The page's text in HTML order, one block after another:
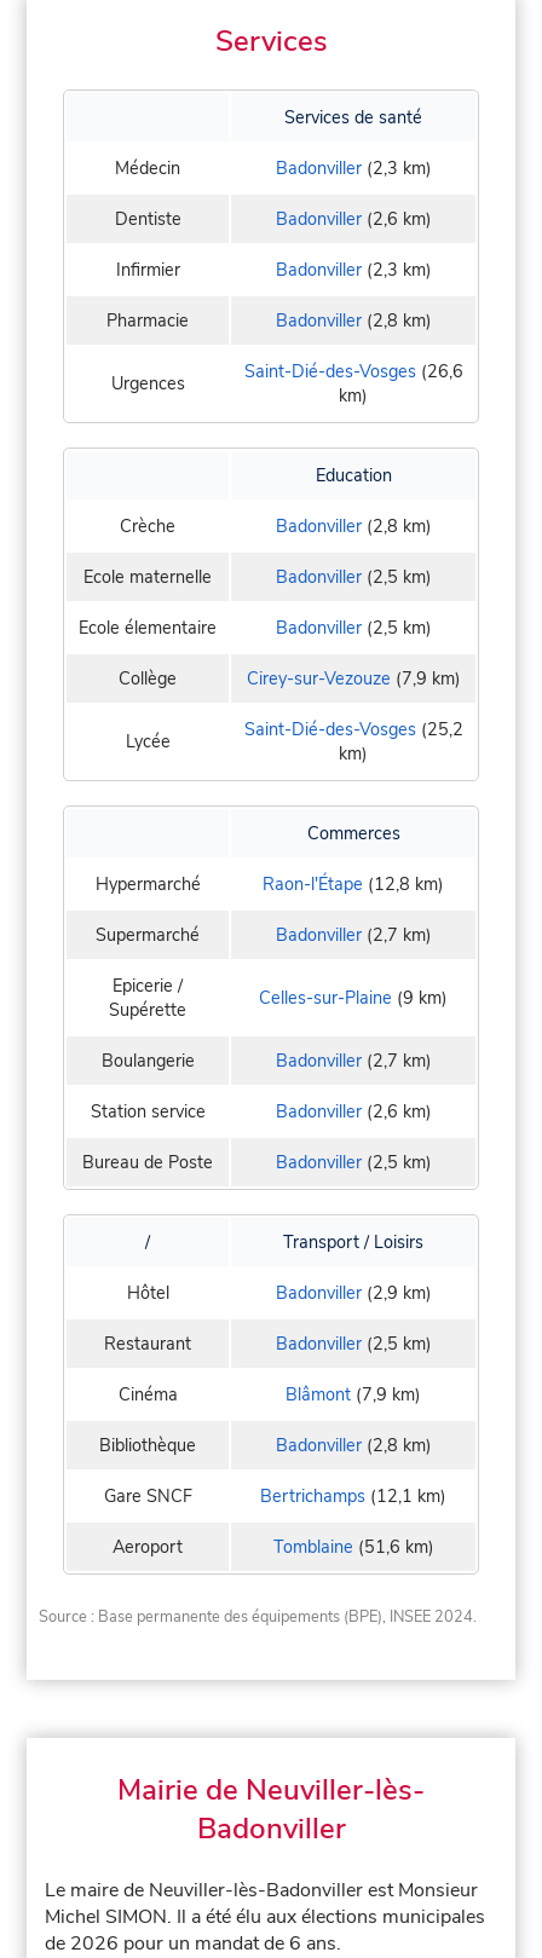
Services
Services de santé
Médecin Badonviller(2,3 km)
Dentiste Badonviller(2,6 km)
Infirmier Badonviller(2,3 km)
Pharmacie Badonviller(2,8 km)
Urgences Saint-Dié-des-Vosges(26,6
km)
Education
Crèche Badonviller(2,8 km)
Ecole maternelle Badonviller(2,5 km)
Ecole élementaire Badonviller(2,5 km)
Collège Cirey-sur-Vezouze (7,9 km)
Lycée Saint-Dié-des-Vosges(25,2
km)
Commerces
Hypermarché Raon-l'Étape (12,8 km)
Supermarché Badonviller(2,7 km)
Epicerie /
Supérette
Celles-sur-Plaine (9 km)
Boulangerie Badonviller(2,7 km)
Station service Badonviller(2,6 km)
Bureau de Poste Badonviller(2,5 km)
/ Transport / Loisirs
Hôtel Badonviller(2,9 km)
Restaurant Badonviller(2,5 km)
Cinéma Blâmont (7,9 km)
Bibliothèque Badonviller(2,8 km)
Gare SNCF Bertrichamps (12,1 km)
Aeroport Tomblaine (51,6 km)
Source : Base permanente des équipements (BPE), INSEE 2024.
Mairie de Neuviller-lès-
Badonviller
Le maire de Neuviller-lès-Badonviller est Monsieur
Michel SIMON. Il a été élu aux élections municipales
de 2026 pour un mandat de 6 ans.